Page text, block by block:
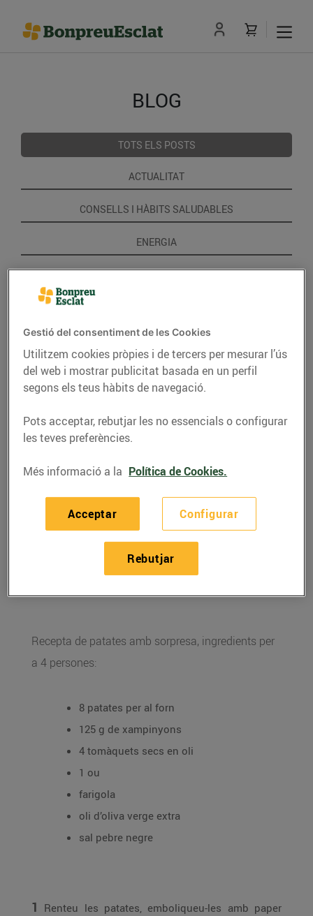
BLOG
TOTS ELS POSTS
ACTUALITAT
CONSELLS I HÀBITS SALUDABLES
ENERGIA
GASTRONOMIA I TRADICIONS
RECEPTES
Recepta de patates amb
sorpresa
08/de febrer/2019
Recepta de patates amb sorpresa, ingredients per
a 4 persones:
8 patates per al forn
125 g de xampinyons
4 tomàquets secs en oli
1 ou
farigola
oli d’oliva verge extra
sal pebre negre
1 Renteu les patates, emboliqueu-les amb paper
Gestió del consentiment de les Cookies
Utilitzem cookies pròpies i de tercers per mesurar l’ús
del web i mostrar publicitat basada en un perfil
segons els teus hàbits de navegació.
Pots acceptar, rebutjar les no essencials o configurar
les teves preferències.
Més informació a la Política de Cookies.
Configurar
Rebutjar
Acceptar